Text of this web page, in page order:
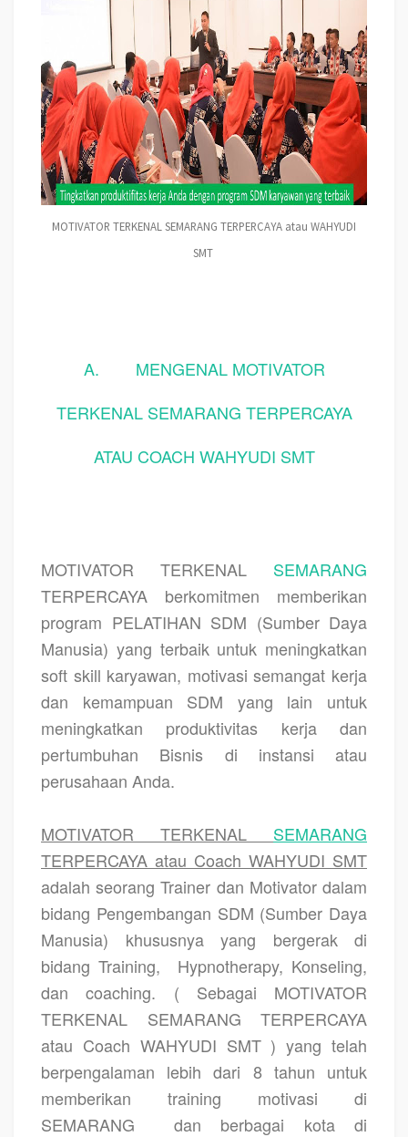
MOTIVATOR TERKENAL SEMARANG TERPERCAYA atau WAHYUDI
SMT
A.
MENGENAL MOTIVATOR
TERKENAL SEMARANG TERPERCAYA
ATAU COACH WAHYUDI SMT
MOTIVATOR TERKENAL SEMARANG
TERPERCAYA berkomitmen memberikan
program PELATIHAN SDM (Sumber Daya
Manusia) yang terbaik untuk meningkatkan
soft skill karyawan, motivasi semangat kerja
dan kemampuan SDM yang lain untuk
meningkatkan produktivitas kerja dan
pertumbuhan Bisnis di instansi atau
perusahaan Anda.
MOTIVATOR TERKENAL SEMARANG
TERPERCAYA atau Coach WAHYUDI SMT
adalah seorang Trainer dan Motivator dalam
bidang Pengembangan SDM (Sumber Daya
Manusia) khususnya yang bergerak di
bidang Training,
Hypnotherapy, Konseling,
dan coaching. ( Sebagai MOTIVATOR
TERKENAL SEMARANG TERPERCAYA
atau Coach WAHYUDI SMT ) yang telah
berpengalaman lebih dari 8 tahun untuk
memberikan training motivasi di
SEMARANG
dan berbagai kota di